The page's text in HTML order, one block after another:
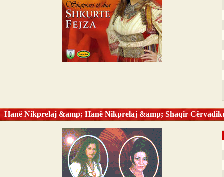
Hanë Nikprelaj &amp; Hanë Nikprelaj &amp; Shaqir